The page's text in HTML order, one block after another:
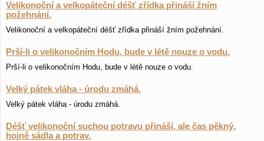
Velikonoční a velkopáteční déšť zřídka přináší žním
požehnání.
Velikonoční a velkopáteční déšť zřídka přináší žním požehnání.
Prší-li o velikonočním Hodu, bude v létě nouze o vodu.
Prší-li o velikonočním Hodu, bude v létě nouze o vodu.
Velký pátek vláha - úrodu zmáhá.
Velký pátek vláha - úrodu zmáhá.
Déšť velikonoční suchou potravu přináší, ale čas pěkný,
hojně sádla a potrav.